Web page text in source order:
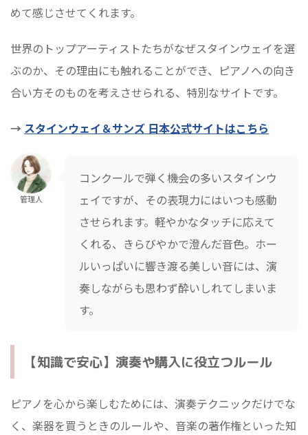
めて感じさせてくれます。
世界のトップアーティストたちがなぜスタインウェイを選
ぶのか、その理由にも触れることができ、ピアノへの向き
合い方そのものを考えさせられる、特別なサイトです。
→ スタインウェイ＆サンズ 日本公式サイトはこちら
管理人
コンクールで弾く機会の多いスタインウ
ェイですが、その表現力にはいつも感動
させられます。軽やかなタッチに応えて
くれる、きらびやかで澄んだ音色。ホー
ルいっぱいに響き渡る美しい音には、演
奏しながらも思わず酔いしれてしまいま
す。
【知識で安心】演奏や購入に役立つルール
ピアノを心から楽しむためには、演奏テクニックだけでな
く、楽器を買うときのルールや、音楽の著作権といった知